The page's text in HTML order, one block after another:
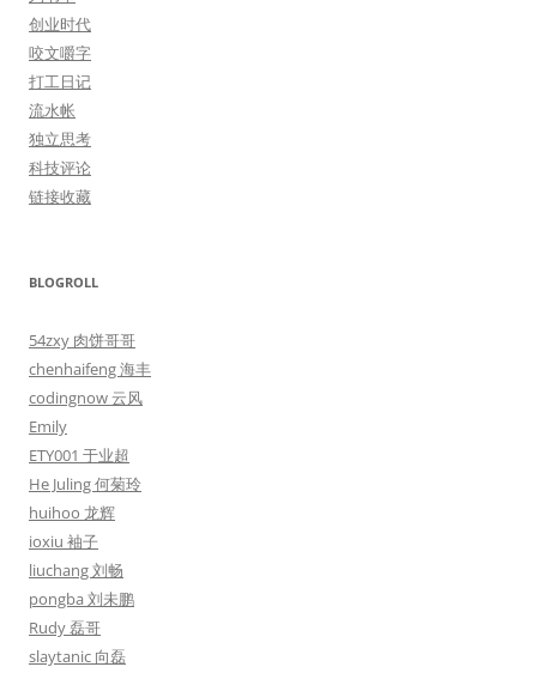
创业时代
咬文嚼字
打工日记
流水帐
独立思考
科技评论
链接收藏
BLOGROLL
54zxy 肉饼哥哥
chenhaifeng 海丰
codingnow 云风
Emily
ETY001 于业超
He Juling 何菊玲
huihoo 龙辉
ioxiu 袖子
liuchang 刘畅
pongba 刘未鹏
Rudy 磊哥
slaytanic 向磊